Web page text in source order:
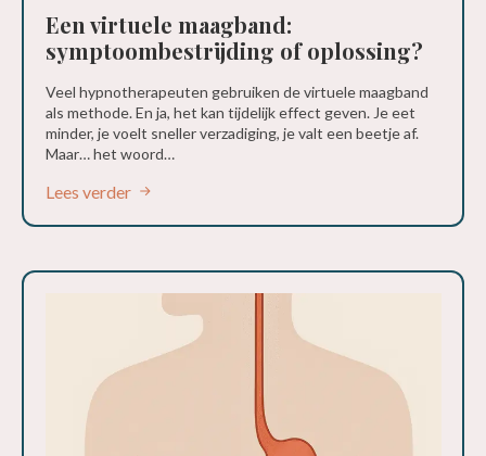
Een virtuele maagband:
symptoombestrijding of oplossing?
Veel hypnotherapeuten gebruiken de virtuele maagband
als methode. En ja, het kan tijdelijk effect geven. Je eet
minder, je voelt sneller verzadiging, je valt een beetje af.
Maar… het woord…
Lees verder